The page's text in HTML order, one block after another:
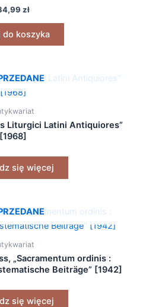
zł
do koszyka
Liturgici Latini Antiquiores”
[1968]
się więcej
„Sacramentum ordinis :
Beiträge” [1942]
się więcej